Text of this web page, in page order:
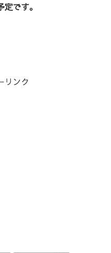
です。
リンク